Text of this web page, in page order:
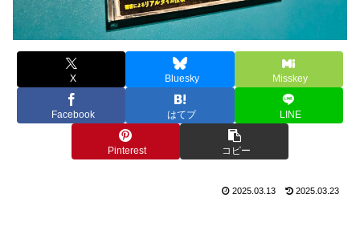
X Bluesky Misskey
Facebook はてブ LINE
Pinterest コピー
2025.03.13 2025.03.23